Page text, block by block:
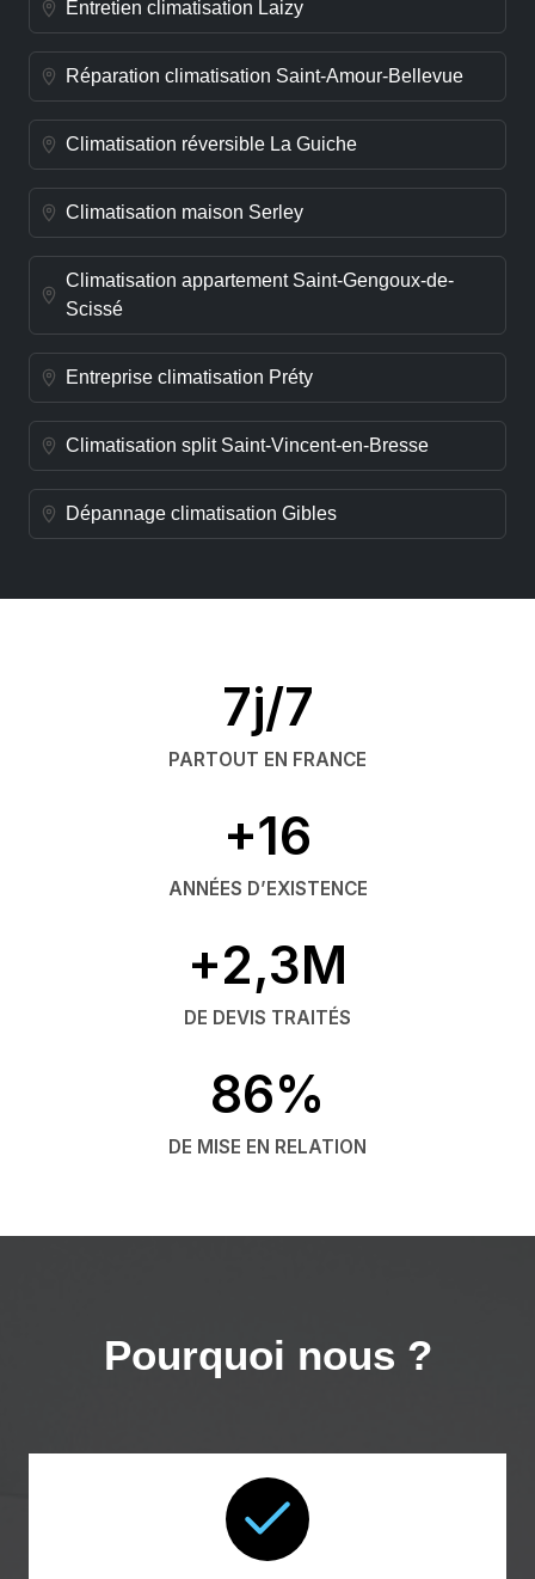
Entretien climatisation Laizy
Réparation climatisation Saint-Amour-Bellevue
Climatisation réversible La Guiche
Climatisation maison Serley
Climatisation appartement Saint-Gengoux-de-
Scissé
Entreprise climatisation Préty
Climatisation split Saint-Vincent-en-Bresse
Dépannage climatisation Gibles
7j/7
PARTOUT EN FRANCE
+16
ANNÉES D’EXISTENCE
+2,3M
DE DEVIS TRAITÉS
86%
DE MISE EN RELATION
Pourquoi nous ?